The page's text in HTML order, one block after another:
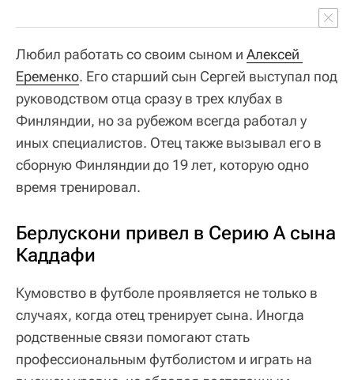
Любил работать со своим сыном и Алексей
Еременко. Его старший сын Сергей выступал под
руководством отца сразу в трех клубах в
Финляндии, но за рубежом всегда работал у
иных специалистов. Отец также вызывал его в
сборную Финляндии до 19 лет, которую одно
время тренировал.
Берлускони привел в Серию А сына
Каддафи
Кумовство в футболе проявляется не только в
случаях, когда отец тренирует сына. Иногда
родственные связи помогают стать
профессиональным футболистом и играть на